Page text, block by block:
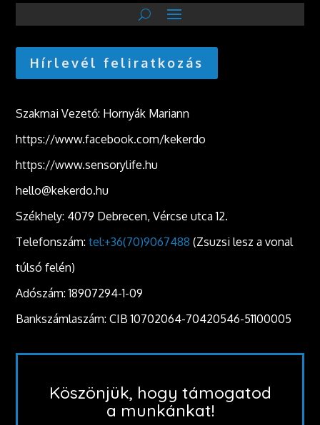
Hírlevél feliratkozás
Szakmai Vezető: Hornyák Mariann
https://www.facebook.com/kekerdo
https://www.sensorylife.hu
hello@kekerdo.hu
Székhely: 4079 Debrecen, Vércse utca 12.
Telefonszám:tel:+36(70)9067488 (Zsuzsi lesz a vonal
túlsó felén)
Adószám: 18907294-1-09
Bankszámlaszám: CIB 10702064-70420546-51100005
Köszönjük, hogy támogatod
a munkánkat!